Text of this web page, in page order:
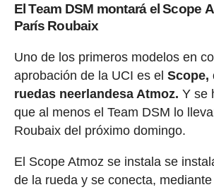
El Team DSM montará el Scope
París Roubaix
Uno de los primeros modelos en
aprobación de la UCI es el Scope,
ruedas neerlandesa Atmoz. Y se
que al menos el Team DSM lo
Roubaix del próximo domingo.
El Scope Atmoz se instala se
de la rueda y se conecta,